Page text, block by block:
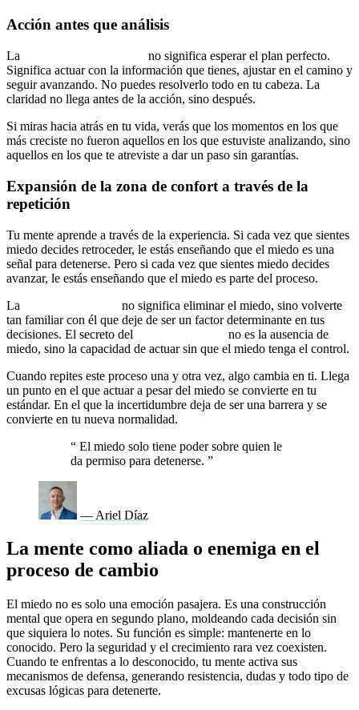
Acción antes que análisis
La
no significa esperar el plan perfecto.
Significa actuar con la información que tienes, ajustar en el camino y
seguir avanzando. No puedes resolverlo todo en tu cabeza. La
claridad no llega antes de la acción, sino después.
Si miras hacia atrás en tu vida, verás que los momentos en los que
más creciste no fueron aquellos en los que estuviste analizando, sino
aquellos en los que te atreviste a dar un paso sin garantías.
Expansión de la zona de confort a través de la
repetición
Tu mente aprende a través de la experiencia. Si cada vez que sientes
miedo decides retroceder, le estás enseñando que el miedo es una
señal para detenerse. Pero si cada vez que sientes miedo decides
avanzar, le estás enseñando que el miedo es parte del proceso.
La
no significa eliminar el miedo, sino volverte
tan familiar con él que deje de ser un factor determinante en tus
decisiones. El secreto del
no es la ausencia de
miedo, sino la capacidad de actuar sin que el miedo tenga el control.
Cuando repites este proceso una y otra vez, algo cambia en ti. Llega
un punto en el que actuar a pesar del miedo se convierte en tu
estándar. En el que la incertidumbre deja de ser una barrera y se
convierte en tu nueva normalidad.
“ El miedo solo tiene poder sobre quien le
da permiso para detenerse. ”
— Ariel Díaz
La mente como aliada o enemiga en el
proceso de cambio
El miedo no es solo una emoción pasajera. Es una construcción
mental que opera en segundo plano, moldeando cada decisión sin
que siquiera lo notes. Su función es simple: mantenerte en lo
conocido. Pero la seguridad y el crecimiento rara vez coexisten.
Cuando te enfrentas a lo desconocido, tu mente activa sus
mecanismos de defensa, generando resistencia, dudas y todo tipo de
excusas lógicas para detenerte.